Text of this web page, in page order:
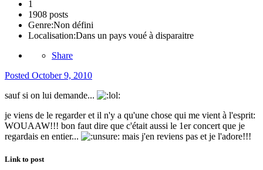
1
1908 posts
Genre:Non défini
Localisation:Dans un pays voué à disparaitre
Share
Posted October 9, 2010
sauf si on lui demande...
je viens de le regarder et il n'y a qu'une chose qui me vient à l'esprit:
WOUAAW!!! bon faut dire que c'était aussi le 1er concert que je
regardais en entier...
mais j'en reviens pas et je l'adore!!!
Link to post